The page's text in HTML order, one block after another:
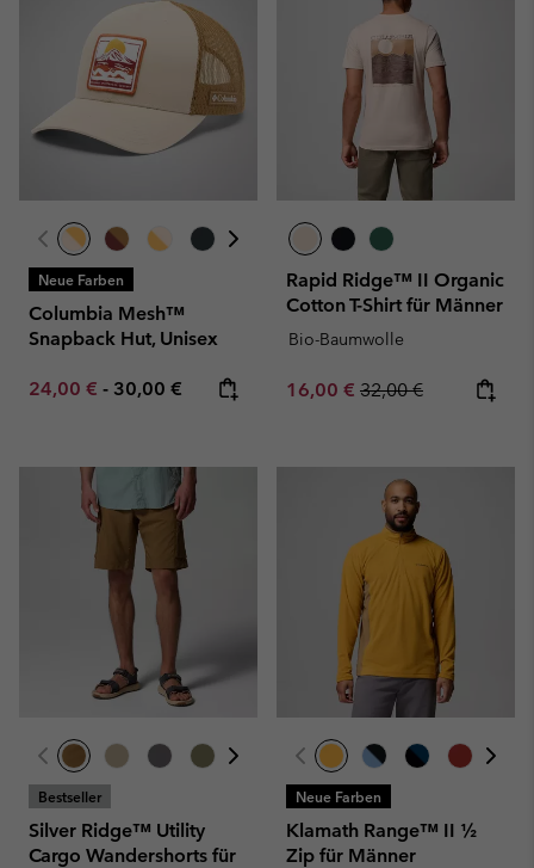
Neue Farben
Columbia Mesh™
Snapback Hut, Unisex
Minimum sale price:
24,00 € - Maximum price:
30,00 €
Rapid Ridge™ II Organic
Cotton T-Shirt für Männer
Bio-Baumwolle
Sale price:
16,00 € Regular price:
32,00 €
Bestseller
Silver Ridge™ Utility
Cargo Wandershorts für
Neue Farben
Klamath Range™ II ½
Zip für Männer